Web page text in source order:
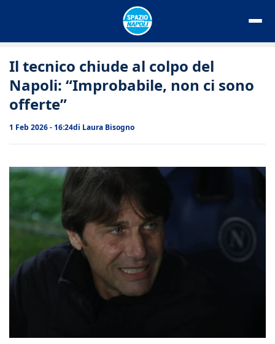
Il tecnico chiude al colpo del
Napoli: “Improbabile, non ci sono
offerte”
1 Feb 2026 - 16:24di Laura Bisogno